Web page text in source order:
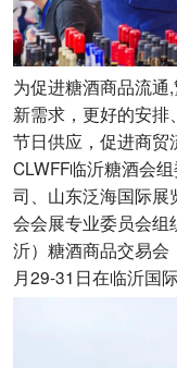
为促进糖酒商品流通
新需求，更好的安
节日供应，促进商贸
CLWFF临沂糖酒会
司、山东泛海国际展
会会展专业委员会组
沂）糖酒商品交易会
月29-31日在临沂国